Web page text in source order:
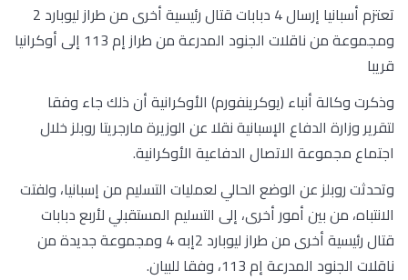
تعتزم أسبانيا إرسال 4 دبابات قتال رئيسية أخرى من طراز ليوبارد 2
ومجموعة من ناقلات الجنود المدرعة من طراز إم 113 إلى أوكرانيا
قريبا
وذكرت وكالة أنباء (يوكرينفورم) الأوكرانية أن ذلك جاء وفقا
لتقرير وزارة الدفاع الإسبانية نقلا عن الوزيرة مارجريتا روبلز خلال
اجتماع مجموعة الاتصال الدفاعية الأوكرانية.
وتحدثت روبلز عن الوضع الحالي لعمليات التسليم من إسبانيا، ولفتت
الانتباه، من بين أمور أخرى، إلى التسليم المستقبلي لأربع دبابات
قتال رئيسية أخرى من طراز ليوبارد 2إبه 4 ومجموعة جديدة من
ناقلات الجنود المدرعة إم 113، وفقا للبيان.